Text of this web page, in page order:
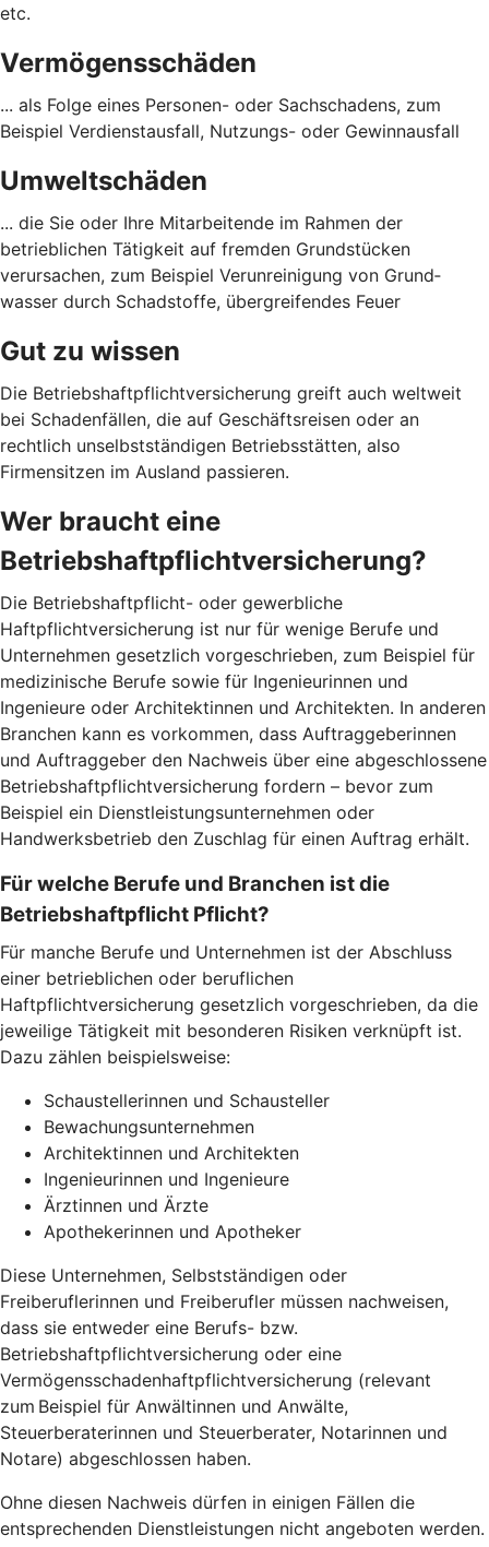
etc.
Vermögensschäden
... als Folge eines Personen- oder Sach­schadens, zum
Beispiel Verdienst­ausfall, Nutzungs- oder Gewinn­ausfall
Umweltschäden
... die Sie oder Ihre Mitarbeitende im Rahmen der
betrieblichen Tätigkeit auf fremden Grund­stücken
verursachen, zum Beispiel Verunreinigung von Grund­
wasser durch Schad­stoffe, übergreifendes Feuer
Gut zu wissen
Die Betriebshaftpflichtversicherung greift auch weltweit
bei Schadenfällen, die auf Geschäftsreisen oder an
rechtlich unselbstständigen Betriebsstätten, also
Firmensitzen im Ausland passieren.
Wer braucht eine
Betriebshaftpflichtversicherung?
Die Betriebshaftpflicht- oder gewerbliche
Haftpflichtversicherung ist nur für wenige Berufe und
Unternehmen gesetzlich vorgeschrieben, zum Beispiel für
medizinische Berufe sowie für Ingenieurinnen und
Ingenieure oder Architektinnen und Architekten. In anderen
Branchen kann es vorkommen, dass Auftraggeberinnen
und Auftraggeber den Nachweis über eine abgeschlossene
Betriebshaftpflichtversicherung fordern – bevor zum
Beispiel ein Dienstleistungsunternehmen oder
Handwerksbetrieb den Zuschlag für einen Auftrag erhält.
Für welche Berufe und Branchen ist die
Betriebshaftpflicht Pflicht?
Für manche Berufe und Unternehmen ist der Abschluss
einer betrieblichen oder beruflichen
Haftpflichtversicherung gesetzlich vorgeschrieben, da die
jeweilige Tätigkeit mit besonderen Risiken verknüpft ist.
Dazu zählen beispielsweise:
Schaustellerinnen und Schausteller
Bewachungsunternehmen
Architektinnen und Architekten
Ingenieurinnen und Ingenieure
Ärztinnen und Ärzte
Apothekerinnen und Apotheker
Diese Unternehmen, Selbstständigen oder
Freiberuflerinnen und Freiberufler müssen nachweisen,
dass sie entweder eine Berufs- bzw.
Betriebshaftpflichtversicherung oder eine
Vermögensschadenhaftpflichtversicherung (relevant
zum Beispiel für Anwältinnen und Anwälte,
Steuerberaterinnen und Steuerberater, Notarinnen und
Notare) abgeschlossen haben.
Ohne diesen Nachweis dürfen in einigen Fällen die
entsprechenden Dienstleistungen nicht angeboten werden.